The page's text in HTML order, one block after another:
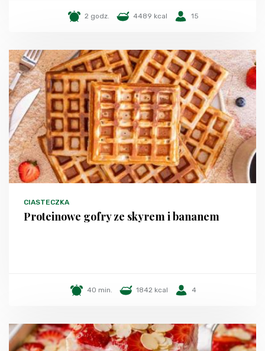
2 godz. 4489 kcal 15
CIASTECZKA
Proteinowe gofry ze skyrem i bananem
40 min. 1842 kcal 4